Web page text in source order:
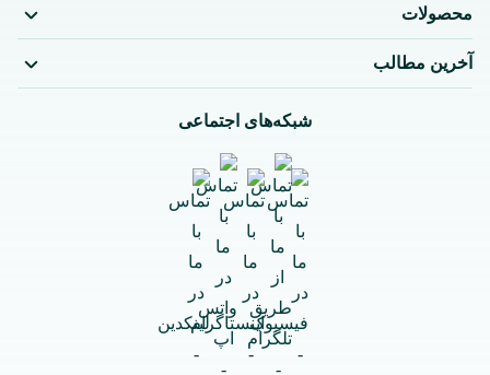
محصولات
آخرین مطالب
شبکه‌های اجتماعی